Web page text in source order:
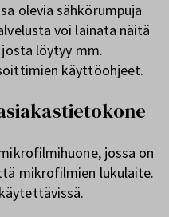
olevia sähkörumpuja
voi lainata näitä
löytyy mm.
käyttöohjeet.
jossa on
mikrofilmien lukulaite.